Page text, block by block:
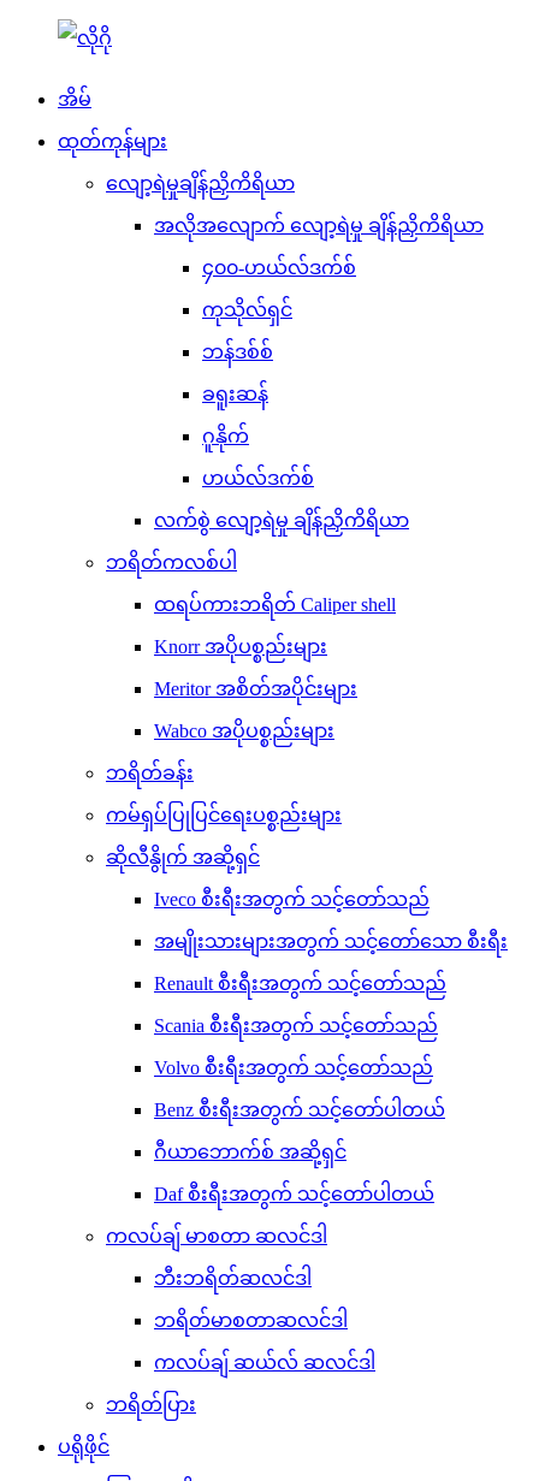
အိမ်
ထုတ်ကုန်များ
လျော့ရဲမှုချိန်ညှိကိရိယာ
အလိုအလျောက် လျော့ရဲမှု ချိန်ညှိကိရိယာ
၄၀၀-ဟယ်လ်ဒက်စ်
ကုသိုလ်ရှင်
ဘန်ဒစ်စ်
ခရူးဆန်
ဂူနိုက်
ဟယ်လ်ဒက်စ်
လက်စွဲ လျော့ရဲမှု ချိန်ညှိကိရိယာ
ဘရိတ်ကလစ်ပါ
ထရပ်ကားဘရိတ် Caliper shell
Knorr အပိုပစ္စည်းများ
Meritor အစိတ်အပိုင်းများ
Wabco အပိုပစ္စည်းများ
ဘရိတ်ခန်း
ကမ်ရှပ်ပြုပြင်ရေးပစ္စည်းများ
ဆိုလီနွိုက် အဆို့ရှင်
Iveco စီးရီးအတွက် သင့်တော်သည်
အမျိုးသားများအတွက် သင့်တော်သော စီးရီး
Renault စီးရီးအတွက် သင့်တော်သည်
Scania စီးရီးအတွက် သင့်တော်သည်
Volvo စီးရီးအတွက် သင့်တော်သည်
Benz စီးရီးအတွက် သင့်တော်ပါတယ်
ဂီယာဘောက်စ် အဆို့ရှင်
Daf စီးရီးအတွက် သင့်တော်ပါတယ်
ကလပ်ချ် မာစတာ ဆလင်ဒါ
ဘီးဘရိတ်ဆလင်ဒါ
ဘရိတ်မာစတာဆလင်ဒါ
ကလပ်ချ် ဆယ်လ် ဆလင်ဒါ
ဘရိတ်ပြား
ပရိုဖိုင်